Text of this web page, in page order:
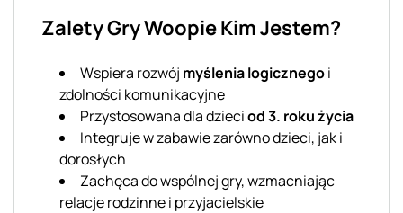
Zalety Gry Woopie Kim Jestem?
Wspiera rozwój myślenia logicznegoi
zdolności komunikacyjne
Przystosowana dla dzieciod 3. roku życia
Integruje w zabawie zarówno dzieci, jak i
dorosłych
Zachęca do wspólnej gry, wzmacniając
relacje rodzinne i przyjacielskie